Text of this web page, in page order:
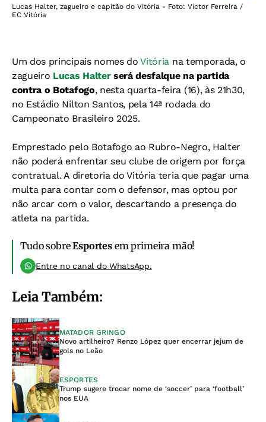
Lucas Halter, zagueiro e capitão do Vitória - Foto: Victor Ferreira /
EC Vitória
Um dos principais nomes doVitória na temporada, o
zagueiro Lucas Halter será desfalque na partida
contra o Botafogo, nesta quarta-feira (16), às 21h30,
no Estádio Nilton Santos, pela 14ª rodada do
Campeonato Brasileiro 2025.
Emprestado pelo Botafogo ao Rubro-Negro, Halter
não poderá enfrentar seu clube de origem por força
contratual. A diretoria do Vitória teria que pagar uma
multa para contar com o defensor, mas optou por
não arcar com o valor, descartando a presença do
atleta na partida.
Tudo sobreEsportesem primeira mão!
Entre no canal do WhatsApp.
Leia Também:
MATADOR GRINGO
Novo artilheiro? Renzo López quer encerrar jejum de
gols no Leão
ESPORTES
Trump sugere trocar nome de ‘soccer’ para ‘football’
nos EUA